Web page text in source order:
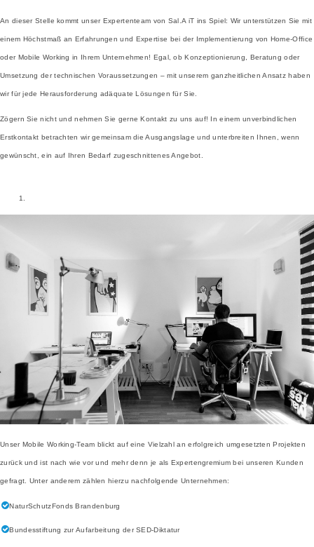
An dieser Stelle kommt unser Expertenteam von Sal.A iT ins Spiel: Wir unterstützen Sie mit
einem Höchstmaß an Erfahrungen und Expertise bei der Implementierung von Home-Office
oder Mobile Working in Ihrem Unternehmen! Egal, ob Konzeptionierung, Beratung oder
Umsetzung der technischen Voraussetzungen – mit unserem ganzheitlichen Ansatz haben
wir für jede Herausforderung adäquate Lösungen für Sie.
Zögern Sie nicht und nehmen Sie gerne Kontakt zu uns auf! In einem unverbindlichen
Erstkontakt betrachten wir gemeinsam die Ausgangslage und unterbreiten Ihnen, wenn
gewünscht, ein auf Ihren Bedarf zugeschnittenes Angebot.
Unser Mobile Working-Team blickt auf eine Vielzahl an erfolgreich umgesetzten Projekten
zurück und ist nach wie vor und mehr denn je als Expertengremium bei unseren Kunden
gefragt. Unter anderem zählen hierzu nachfolgende Unternehmen:
NaturSchutzFonds Brandenburg
Bundesstiftung zur Aufarbeitung der SED-Diktatur